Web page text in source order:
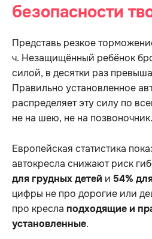
безопасности
Представь резкое
ч. Незащищённый ребёнок
силой, в десятки раз
Правильно установленное
распределяет эту силу по
не на шею, не на позвоночник.
Европейская статистика
автокресла снижают риск
для грудных детей и 54%
цифры не про дорогие или
про кресла подходящие и
установленные.